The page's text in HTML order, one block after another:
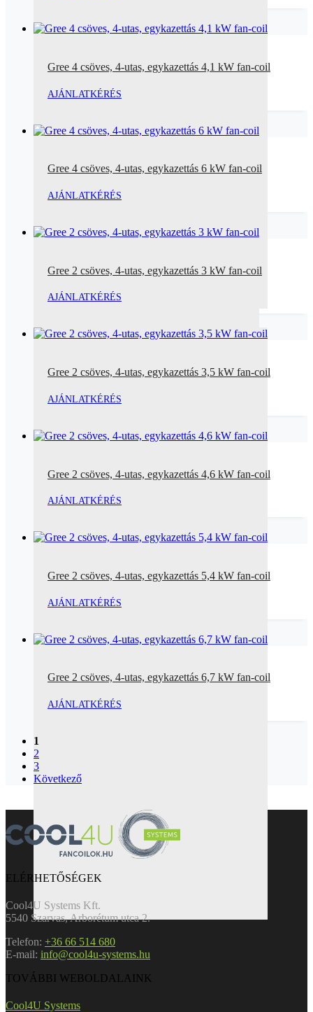
Gree 4 csöves, 4-utas, egykazettás 4,1 kW fan-coil
AJÁNLATKÉRÉS
Gree 4 csöves, 4-utas, egykazettás 6 kW fan-coil
AJÁNLATKÉRÉS
Gree 2 csöves, 4-utas, egykazettás 3 kW fan-coil
AJÁNLATKÉRÉS
Gree 2 csöves, 4-utas, egykazettás 3,5 kW fan-coil
AJÁNLATKÉRÉS
Gree 2 csöves, 4-utas, egykazettás 4,6 kW fan-coil
AJÁNLATKÉRÉS
Gree 2 csöves, 4-utas, egykazettás 5,4 kW fan-coil
AJÁNLATKÉRÉS
Gree 2 csöves, 4-utas, egykazettás 6,7 kW fan-coil
AJÁNLATKÉRÉS
1
2
3
Következő
ELÉRHETŐSÉGEK
Cool4U Systems Kft.
5540 Szarvas, Arborétum utca 2.
Telefon: +36 66 514 680
E-mail: info@cool4u-systems.hu
TOVÁBBI WEBOLDALAINK
Cool4U Systems